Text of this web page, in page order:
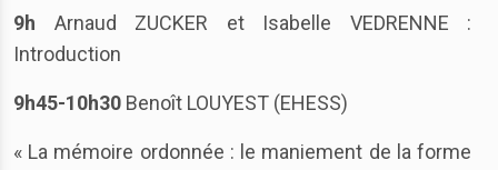
9h Arnaud ZUCKER et Isabelle VEDRENNE :
Introduction
9h45-10h30 Benoît LOUYEST (EHESS)
« La mémoire ordonnée : le maniement de la forme